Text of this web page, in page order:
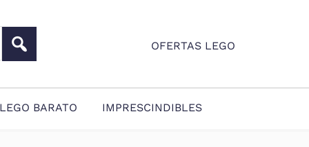
OFERTAS LEGO
LEGO BARATO IMPRESCINDIBLES